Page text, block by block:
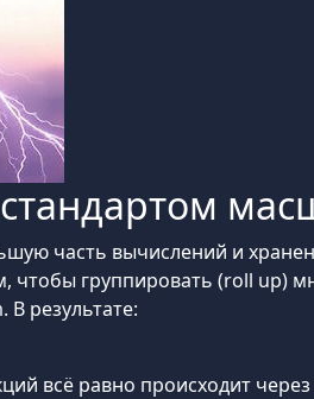
часть вычислений и
чтобы группировать (roll up)
результате:
всё равно происходит